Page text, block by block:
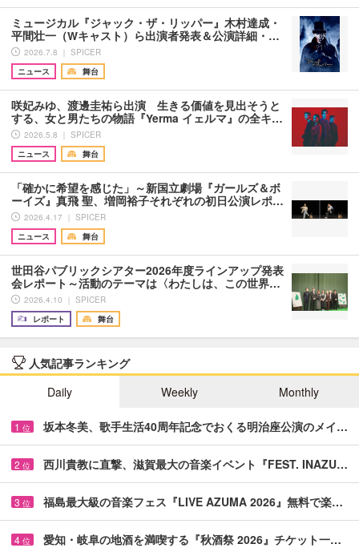
ミュージカル『ジャック・ザ・リッパー』木村達成・
平間壮一（Wキャスト）ら出演者発表＆公演詳細・…
2026.7.8 ｜ SPICER
ニュース
舞台
咲妃みゆ、渡邊圭祐ら出演 生きる価値を見出そうと
する、女と男たちの物語『Yerma イェルマ』の全キ…
2026.5.8 ｜ SPICER
ニュース
舞台
「確かに希望を感じた」～新国立劇場『ガールズ＆ボ
ーイズ』真飛 聖、増岡裕子それぞれの初日公演レポ…
2026.4.17 ｜ SPICER
ニュース
舞台
世田谷パブリックシアター2026年度ラインアップ発表
会レポート～活動のテーマは〈わたしは、この世界…
2026.4.10 ｜ SPICER
レポート
舞台
人気記事ランキング
Daily
Weekly Monthly
1 位 坂本冬美、歌手生活40周年記念でおくる明治座公演のメイ…
2 位 西川貴教に直撃、滋賀最大の音楽イベント『FEST. INAZU…
3 位 福島最大級の音楽フェス『LIVE AZUMA 2026』無料で楽…
4 位 愛知・岐阜の地酒を満喫する『秋酒祭 2026』チケット一…